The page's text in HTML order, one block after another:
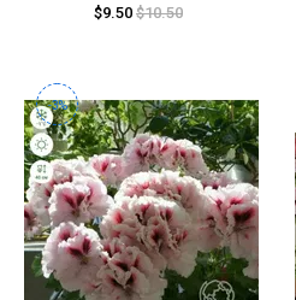
$9.50 $10.50
-3%